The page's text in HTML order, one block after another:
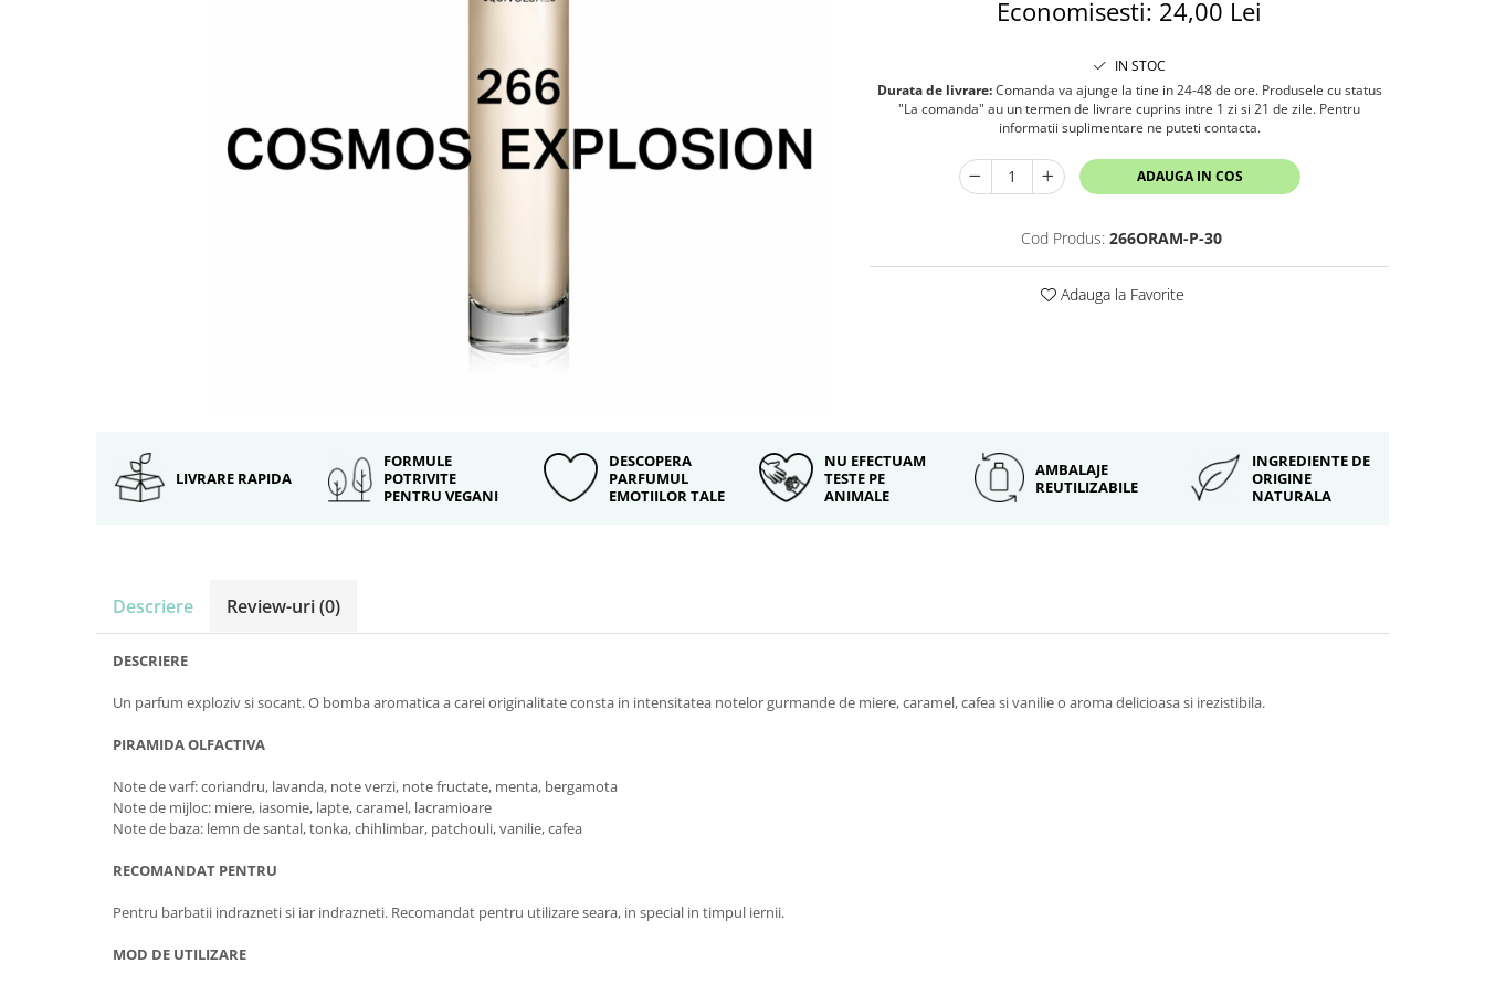
Economisesti: 24,00 Lei
IN STOC
Durata de livrare:Comanda va ajunge la tine in 24-48 de ore. Produsele cu status
"La comanda" au un termen de livrare cuprins intre 1 zi si 21 de zile. Pentru
informatii suplimentare ne puteti contacta.
ADAUGA IN COS
Cod Produs: 266ORAM-P-30
Adauga la Favorite
LIVRARE RAPIDA
FORMULE
POTRIVITE
PENTRU VEGANI
DESCOPERA
PARFUMUL
EMOTIILOR TALE
NU EFECTUAM
TESTE PE
ANIMALE
AMBALAJE
REUTILIZABILE
INGREDIENTE DE
ORIGINE
NATURALA
Descriere Review-uri(0)
DESCRIERE
Un parfum exploziv si socant. O bomba aromatica a carei originalitate consta in intensitatea notelor gurmande de miere, caramel, cafea si vanilie o aroma delicioasa si irezistibila.
PIRAMIDA OLFACTIVA
Note de varf: coriandru, lavanda, note verzi, note fructate, menta, bergamota
Note de mijloc: miere, iasomie, lapte, caramel, lacramioare
Note de baza: lemn de santal, tonka, chihlimbar, patchouli, vanilie, cafea
RECOMANDAT PENTRU
Pentru barbatii indrazneti si iar indrazneti. Recomandat pentru utilizare seara, in special in timpul iernii.
MOD DE UTILIZARE